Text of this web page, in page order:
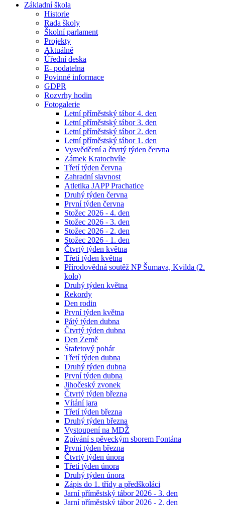
Základní škola
Historie
Rada školy
Školní parlament
Projekty
Aktuálně
Úřední deska
E- podatelna
Povinné informace
GDPR
Rozvrhy hodin
Fotogalerie
Letní příměstský tábor 4. den
Letní příměstský tábor 3. den
Letní příměstský tábor 2. den
Letní příměstský tábor 1. den
Vysvědčení a čtvrtý týden června
Zámek Kratochvíle
Třetí týden června
Zahradní slavnost
Atletika JAPP Prachatice
Druhý týden června
První týden června
Stožec 2026 - 4. den
Stožec 2026 - 3. den
Stožec 2026 - 2. den
Stožec 2026 - 1. den
Čtvrtý týden května
Třetí týden května
Přírodovědná soutěž NP Šumava, Kvilda (2.
kolo)
Druhý týden května
Rekordy
Den rodin
První týden května
Pátý týden dubna
Čtvrtý týden dubna
Den Země
Štafetový pohár
Třetí týden dubna
Druhý týden dubna
První týden dubna
Jihočeský zvonek
Čtvrtý týden března
Vítání jara
Třetí týden března
Druhý týden března
Vystoupení na MDŽ
Zpívání s pěveckým sborem Fontána
První týden března
Čtvrtý týden února
Třetí týden února
Druhý týden února
Zápis do 1. třídy a předškoláci
Jarní příměstský tábor 2026 - 3. den
Jarní příměstský tábor 2026 - 2. den